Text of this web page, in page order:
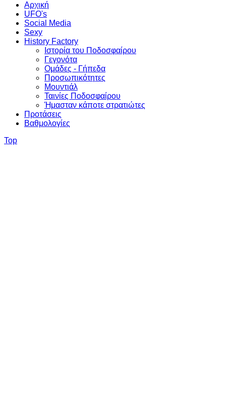
Αρχική
UFO's
Social Media
Sexy
History Factory
Ιστορία του Ποδοσφαίρου
Γεγονότα
Ομάδες - Γήπεδα
Προσωπικότητες
Μουντιάλ
Ταινίες Ποδοσφαίρου
Ήμασταν κάποτε στρατιώτες
Προτάσεις
Βαθμολογίες
Top